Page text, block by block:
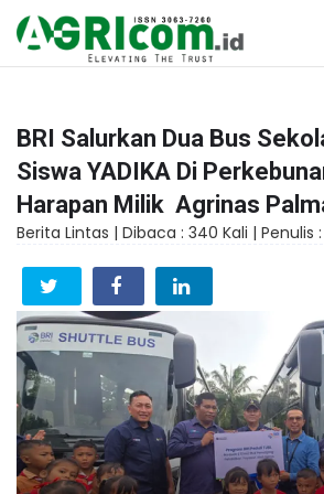
BRI Salurkan Dua Bus
Siswa YADIKA Di
Harapan Milik Agrinas
Berita Lintas | Dibaca : 340 Kali | Penulis